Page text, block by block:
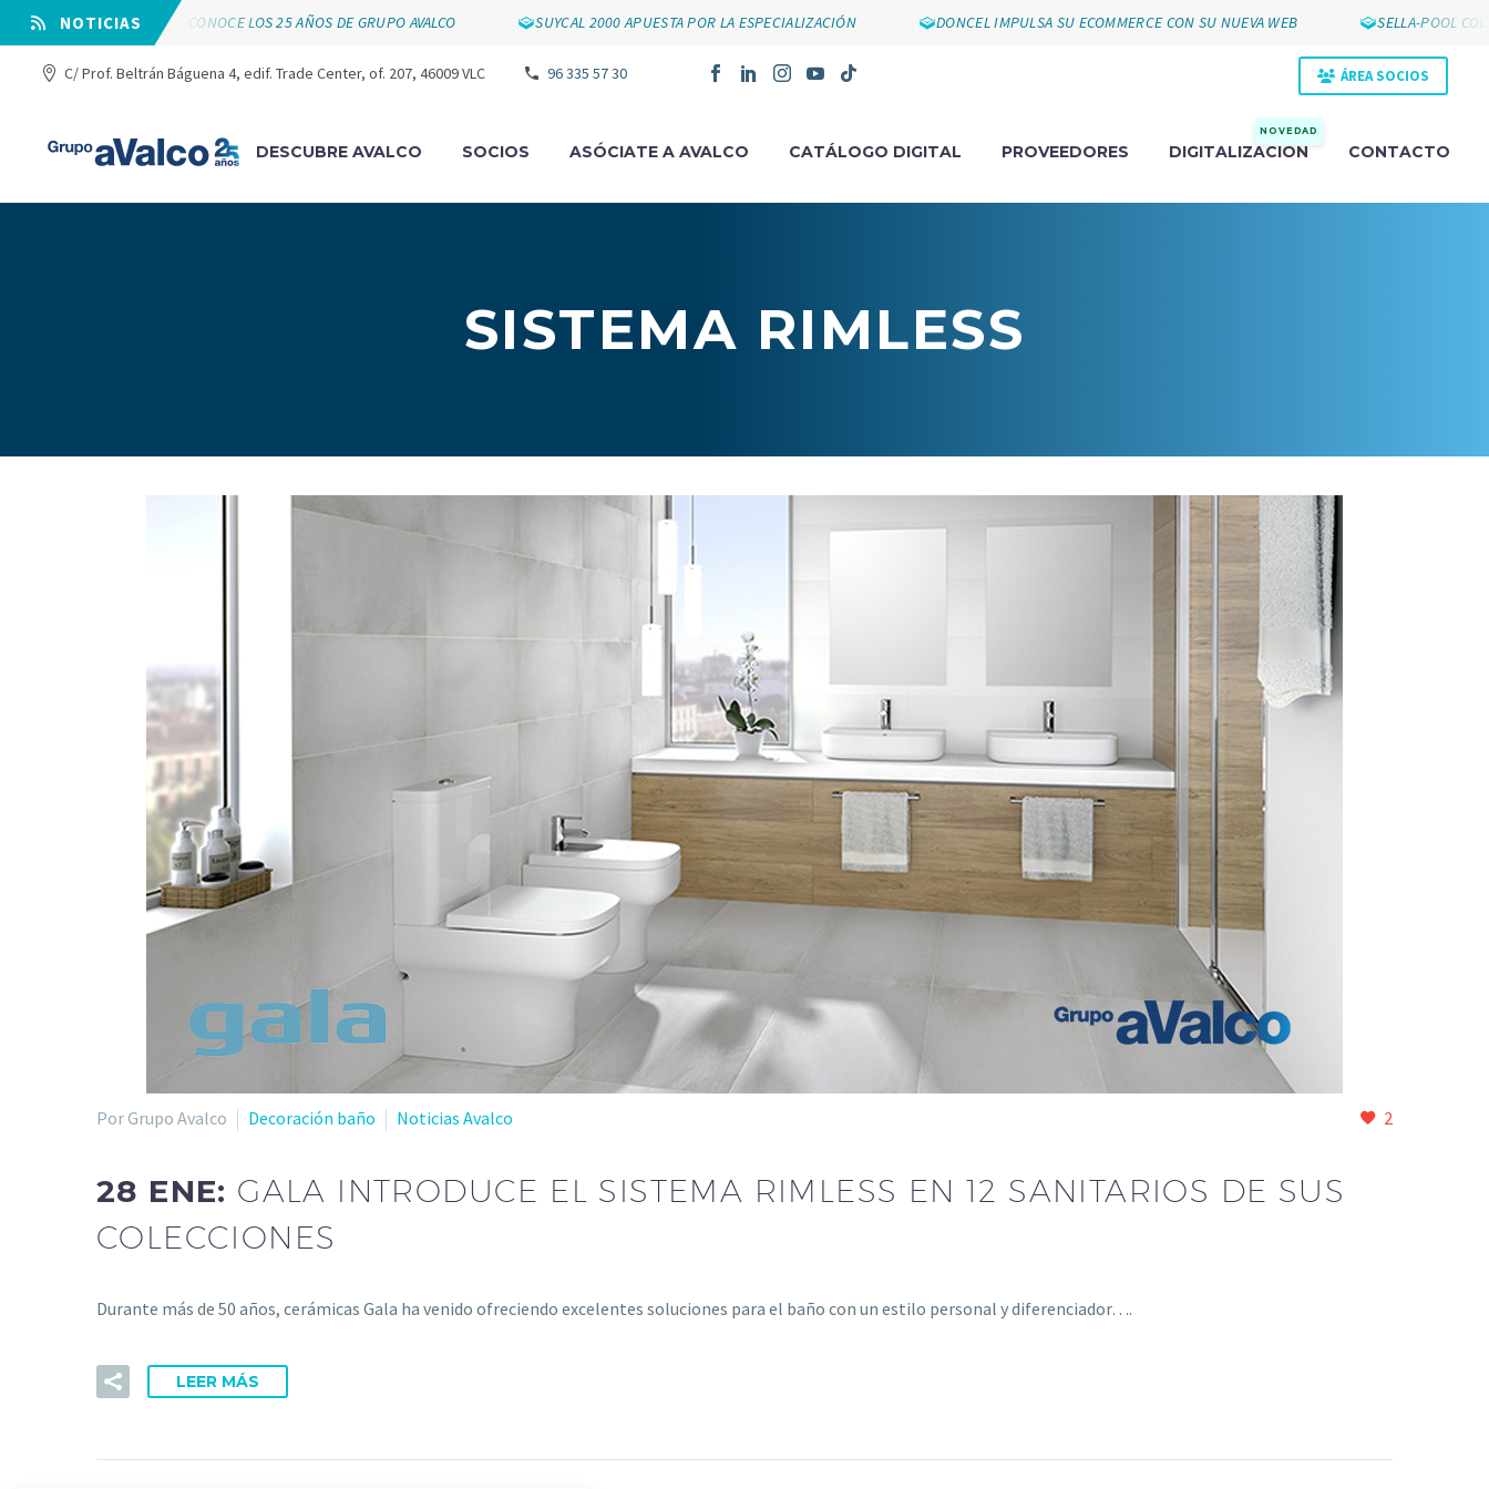
⠀NOTICIAS
VÁLVULAS ARCO RECONOCE LOS 25 AÑOS DE GRUPO AVALCO SUYCAL 2000 APUESTA POR LA ESPECIALIZACIÓN DONCEL IMPULSA SU ECOMMERCE CON SU NUEVA WEB SELLA-POOL
C/ Prof. Beltrán Báguena 4, edif. Trade Center, of. 207, 46009 VLC 96 335 57 30 ÁREA SOCIOS
DESCUBRE AVALCO SOCIOS ASÓCIATE A AVALCO CATÁLOGO DIGITAL PROVEEDORES DIGITALIZACIÓN
NOVEDAD
CONTACTO
SISTEMA RIMLESS
2
Por Grupo Avalco Decoración baño Noticias Avalco
28 ENE: GALA INTRODUCE EL SISTEMA RIMLESS EN 12 SANITARIOS DE SUS
COLECCIONES
Durante más de 50 años, cerámicas Gala ha venido ofreciendo excelentes soluciones para el baño con un estilo personal y diferenciador….
LEER MÁS